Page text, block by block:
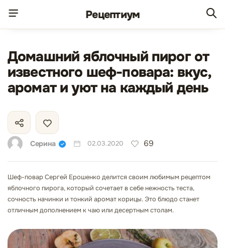
Рецептиум
Домашний яблочный пирог от
известного шеф-повара: вкус,
аромат и уют на каждый день
Серина 02.03.2020 69
Шеф-повар Сергей Ерошенко делится своим любимым рецептом
яблочного пирога, который сочетает в себе нежность теста,
сочность начинки и тонкий аромат корицы. Это блюдо станет
отличным дополнением к чаю или десертным столам.